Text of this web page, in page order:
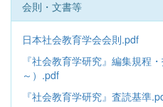
会則・文書等
日本社会教育学会会則.pdf
『社会教育学研究』編集規程
～）.pdf
『社会教育学研究』査読基準